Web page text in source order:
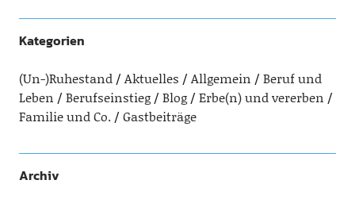
Kategorien
(Un-)Ruhestand Aktuelles Allgemein
Beruf und
Leben
Berufseinstieg Blog
Erbe(n) und vererben
Familie und Co.
Gastbeiträge
Archiv